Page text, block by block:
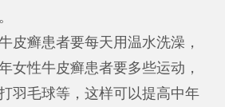
皮癣患者要每天用温水洗澡，
女性牛皮癣患者要多些运动，
羽毛球等，这样可以提高中年